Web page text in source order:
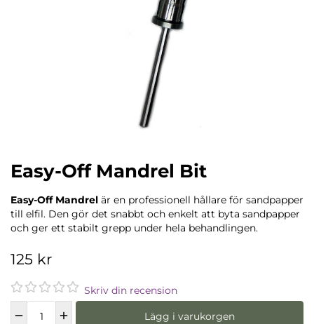
Easy-Off Mandrel Bit
Easy-Off Mandrel är en professionell hållare för sandpapper
till elfil. Den gör det snabbt och enkelt att byta sandpapper
och ger ett stabilt grepp under hela behandlingen.
125 kr
Skriv din recension
Lägg i varukorgen